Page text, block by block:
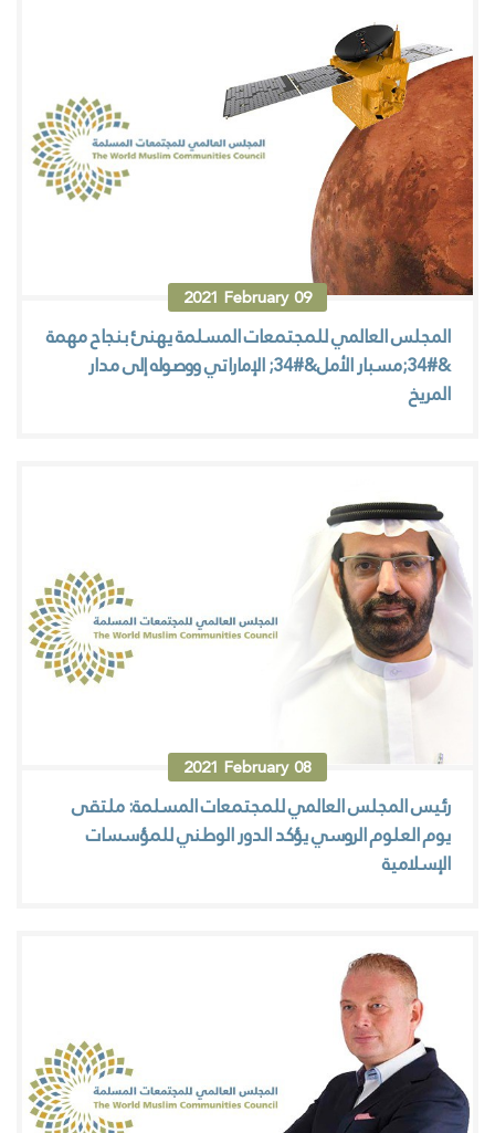
09
February
2021
المجلس العالمي للمجتمعات المسلمة يهنئ بنجاح مهمة
&#34;مسبار الأمل&#34; الإماراتي ووصوله إلى مدار
المريخ
08
February
2021
رئيس المجلس العالمي للمجتمعات المسلمة: ملتقى
يوم العلوم الروسي يؤكد الدور الوطني للمؤسسات
الإسلامية